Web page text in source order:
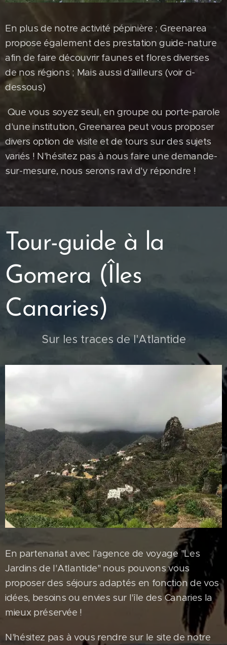
En plus de notre activité pépinière ; Greenarea
propose également des prestation guide-nature
afin de faire découvrir faunes et flores diverses
de nos régions ; Mais aussi d'ailleurs (voir ci-
dessous)
Que vous soyez seul, en groupe ou porte-parole
d'une institution, Greenarea peut vous proposer
divers option de visite et de tours sur des sujets
variés ! N'hésitez pas à nous faire une demande-
sur-mesure, nous serons ravi d'y répondre !
Tour-guide à la
Gomera (Îles
Canaries)
Sur les traces de l'Atlantide
En partenariat avec l'agence de voyage "Les
Jardins de l'Atlantide" nous pouvons vous
proposer des séjours adaptés en fonction de vos
idées, besoins ou envies sur l'île des Canaries la
mieux préservée !
N'hésitez pas à vous rendre sur le site de notre